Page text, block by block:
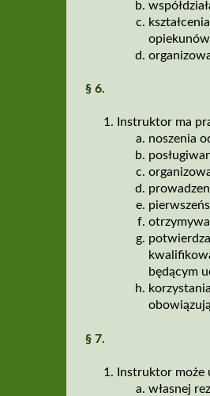
§ 6.
Instruktor ma
noszenia
będącym
§ 7.
Instruktor
własnej